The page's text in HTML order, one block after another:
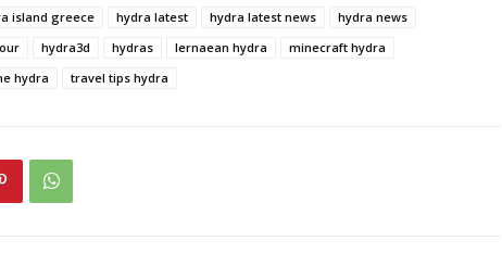
island greece hydra latest hydra latest news
hydra news
hydra3d hydras lernaean hydra
minecraft hydra
hydra travel tips hydra